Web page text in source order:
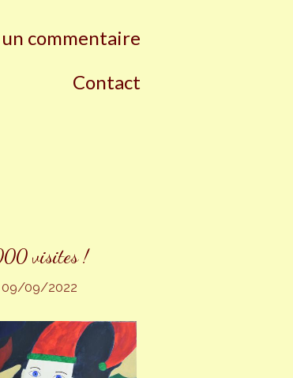
commentaire
Contact
visites !
09/09/2022